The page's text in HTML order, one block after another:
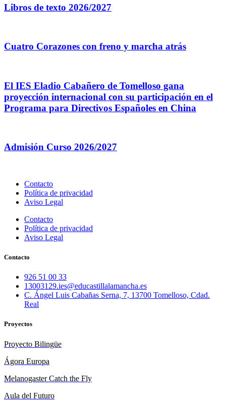
Libros de texto 2026/2027
Cuatro Corazones con freno y marcha atrás
El IES Eladio Cabañero de Tomelloso gana
proyección internacional con su participación en el
Programa para Directivos Españoles en China
Admisión Curso 2026/2027
Contacto
Política de privacidad
Aviso Legal
Contacto
Política de privacidad
Aviso Legal
Contacto
926 51 00 33
13003129.ies@educastillalamancha.es
C. Ángel Luis Cabañas Serna, 7, 13700 Tomelloso, Cdad.
Real
Proyectos
Proyecto Bilingüe
Ágora Europa
Melanogaster Catch the Fly
Aula del Futuro